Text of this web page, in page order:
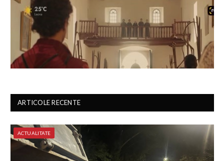
ARTICOLE RECENTE
ACTUALITATE